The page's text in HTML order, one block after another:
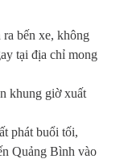
bến xe, không
tại địa chỉ mong
khung giờ xuất
phát buổi tối,
Quảng Bình vào